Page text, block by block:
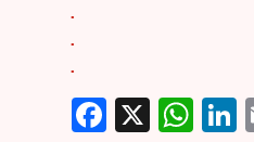
.
.
.
X